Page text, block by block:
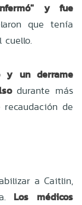
y fue
que tenía
cuello.
y un derrame
durante más
de
a Caitlin,
Los médicos